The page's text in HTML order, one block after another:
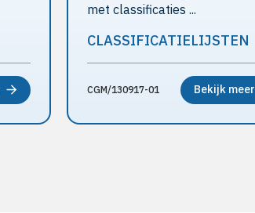
met classificaties ...
CLASSIFICATIELIJSTEN
CGM/130917-01 Bekijk meer